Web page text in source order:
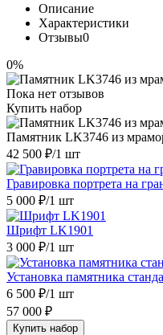
Описание
Характеристики
Отзывы0
0%
Пока нет отзывов
Купить набор
Памятник LK3746 из
42 500 ₽/1 шт
Гравировка портрета на
5 000 ₽/1 шт
Шрифт LK1901
3 000 ₽/1 шт
Установка памятника
6 500 ₽/1 шт
57 000 ₽
Купить набор